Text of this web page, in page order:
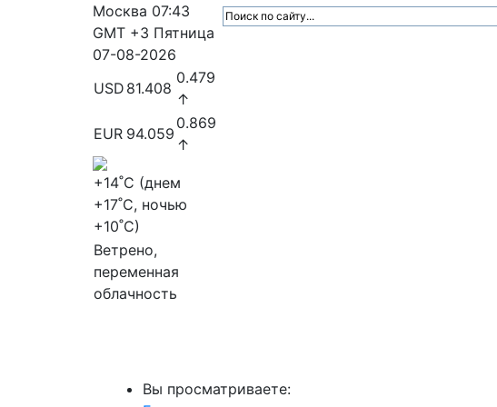
Москва 07:43
GMT +3 Пятница
07-08-2026
USD 81.408
0.479
↑
EUR 94.059
0.869
↑
+14˚C (днем
+17˚C, ночью
+10˚C)
Ветрено,
переменная
облачность
Вы просматриваете: